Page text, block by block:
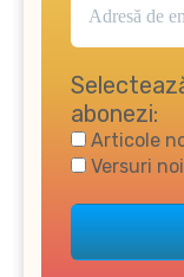
abonezi:
Articole
Versuri noi